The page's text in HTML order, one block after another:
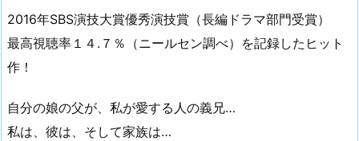
2016年SBS演技大賞優秀演技賞（長編ドラマ部門受賞）
最高視聴率１４.７％（ニールセン調べ）を記録したヒット
作！
自分の娘の父が、私が愛する人の義兄…
私は、彼は、そして家族は…